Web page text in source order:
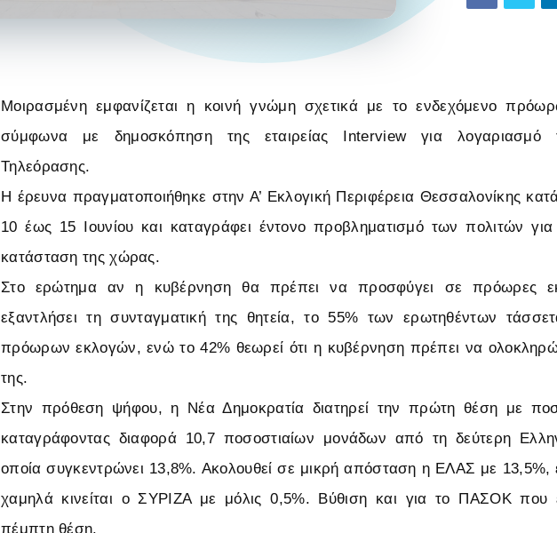
Μοιρασμένη εμφανίζεται η κοινή γνώμη σχετικά με το ενδεχόμενο
σύμφωνα με δημοσκόπηση της εταιρείας Interview για λογαριασμό
Τηλεόρασης.
Η έρευνα πραγματοποιήθηκε στην Α’ Εκλογική Περιφέρεια Θεσσαλονίκης
10 έως 15 Ιουνίου και καταγράφει έντονο προβληματισμό των πολιτών για
κατάσταση της χώρας.
Στο ερώτημα αν η κυβέρνηση θα πρέπει να προσφύγει σε πρόωρες
εξαντλήσει τη συνταγματική της θητεία, το 55% των ερωτηθέντων
πρόωρων εκλογών, ενώ το 42% θεωρεί ότι η κυβέρνηση πρέπει να
της.
Στην πρόθεση ψήφου, η Νέα Δημοκρατία διατηρεί την πρώτη θέση με
καταγράφοντας διαφορά 10,7 ποσοστιαίων μονάδων από τη δεύτερη
οποία συγκεντρώνει 13,8%. Ακολουθεί σε μικρή απόσταση η ΕΛΑΣ με 13,5%,
χαμηλά κινείται ο ΣΥΡΙΖΑ με μόλις 0,5%. Βύθιση και για το ΠΑΣΟΚ που
πέμπτη θέση.